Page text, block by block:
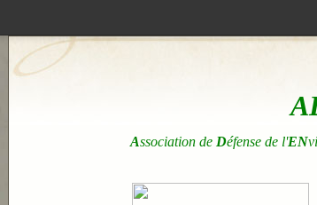
Association de Défense de l'EN